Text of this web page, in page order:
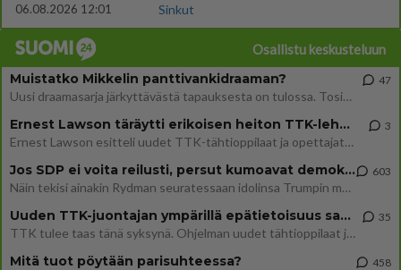
06.08.2026 12:01
Sinkut
Osallistu keskusteluun
Muistatko Mikkelin panttivankidraaman?
Uusi draamasarja järkyttävästä tapauksesta on tulossa. Tositapahtumiin perustuva sarja ammentaa vuoden 1986 Mikkelin pan
47
Ernest Lawson täräytti erikoisen heiton TTK-lehdistötilaisuudessa: " Onko tässä tarkoituksena...?"
Ernest Lawson esitteli uudet TTK-tähtioppilaat ja opettajat torstaina 6.8. lehdistölle. Tulevalla kaudella on yksi hausk
3
Jos SDP ei voita reilusti, persut kumoavat demokratian Suomesta
Näin tekisi ainakin Rydman seuratessaan idolinsa Trumpin mallia https://www.is.fi/politiikka/art-2000012187244.html
603
Uuden TTK-juontajan ympärillä epätietoisuus sakenee - Nyt MTV hämmentää soppaa
TTK tulee taas tänä syksynä. Ohjelman uudet tähtioppilaat julkistetaan torstaina 6. elokuuta klo 14 alkavassa lehdistö
35
Mitä tuot pöytään parisuhteessa? 458